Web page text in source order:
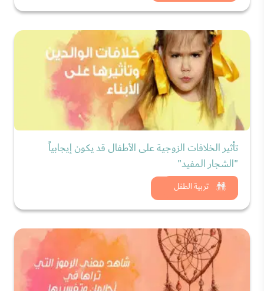
تربية الطفل
تأثير الخلافات الزوجية على الأطفال قد يكون إيجابياً
"الشجار المفيد"
شاهد الان